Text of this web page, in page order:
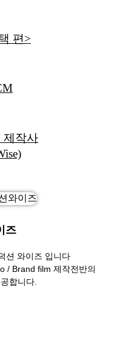
편>
제작사
즈
션 와이즈 입니다
/ Brand film 제작전반의
합니다.